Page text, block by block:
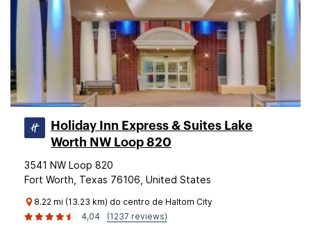
Holiday Inn Express & Suites Lake
Worth NW Loop 820
3541 NW Loop 820
Fort Worth, Texas 76106, United States
8.22 mi (13.23 km) do centro de Haltom City
4,04
(1237 reviews)